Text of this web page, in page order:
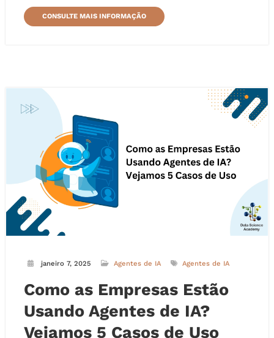
CONSULTE MAIS INFORMAÇÃO
janeiro 7, 2025 Agentes de IA Agentes de IA
Como as Empresas Estão
Usando Agentes de IA?
Vejamos 5 Casos de Uso